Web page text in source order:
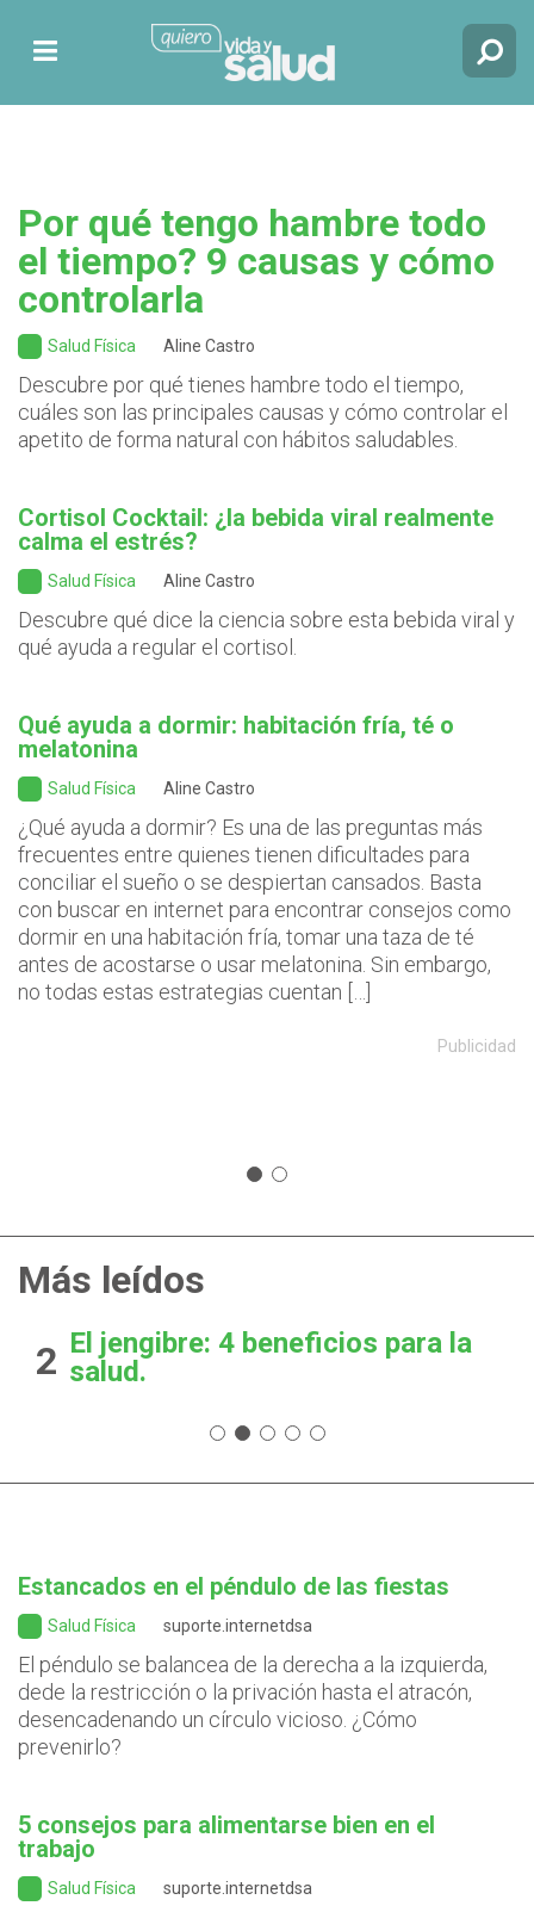
Por qué tengo hambre todo
el tiempo? 9 causas y cómo
controlarla
Salud Física Aline Castro
Descubre por qué tienes hambre todo el tiempo,
cuáles son las principales causas y cómo controlar el
apetito de forma natural con hábitos saludables.
Cortisol Cocktail: ¿la bebida viral realmente
calma el estrés?
Salud Física Aline Castro
Descubre qué dice la ciencia sobre esta bebida viral y
qué ayuda a regular el cortisol.
Qué ayuda a dormir: habitación fría, té o
melatonina
Salud Física Aline Castro
¿Qué ayuda a dormir? Es una de las preguntas más
frecuentes entre quienes tienen dificultades para
conciliar el sueño o se despiertan cansados. Basta
con buscar en internet para encontrar consejos como
dormir en una habitación fría, tomar una taza de té
antes de acostarse o usar melatonina. Sin embargo,
no todas estas estrategias cuentan […]
Publicidad
Más leídos
2 El jengibre: 4 beneficios para la
salud.
Estancados en el péndulo de las fiestas
Salud Física suporte.internetdsa
El péndulo se balancea de la derecha a la izquierda,
dede la restricción o la privación hasta el atracón,
desencadenando un círculo vicioso. ¿Cómo
prevenirlo?
5 consejos para alimentarse bien en el
trabajo
Salud Física suporte.internetdsa